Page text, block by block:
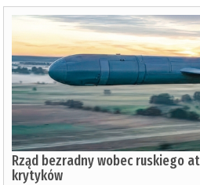
Rząd bezradny wobec ruskiego
krytyków